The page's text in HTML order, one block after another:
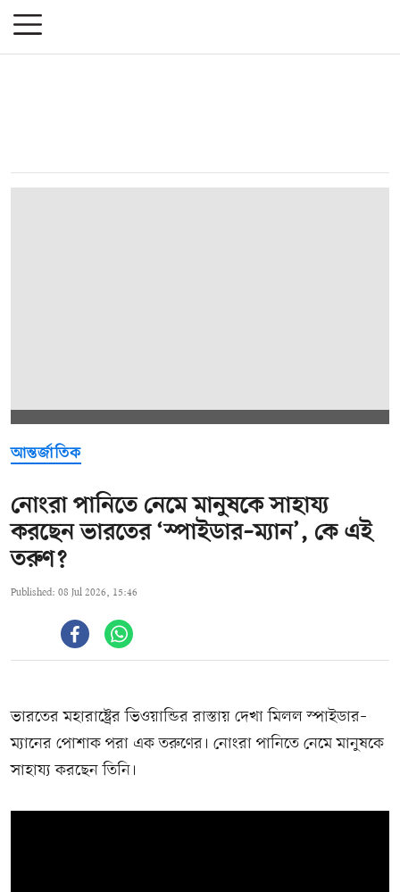
আন্তর্জাতিক
নোংরা পানিতে নেমে মানুষকে সাহায্য
করছেন ভারতের ‘স্পাইডার–ম্যান’, কে এই
তরুণ?
Published: 08 Jul 2026, 15:46
ভারতের মহারাষ্ট্রের ভিওয়ান্ডির রাস্তায় দেখা মিলল স্পাইডার–
ম্যানের পোশাক পরা এক তরুণের। নোংরা পানিতে নেমে মানুষকে
সাহায্য করছেন তিনি।